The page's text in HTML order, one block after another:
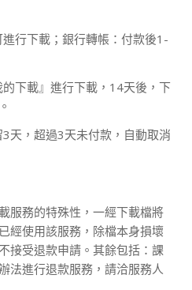
行下載；銀行轉帳：付款後1-
下載』進行下載，14天後，下
天，超過3天未付款，自動取消
服務的特殊性，一經下載檔將
經使用該服務，除檔本身損壞
接受退款申請。其餘包括：課
法進行退款服務，請洽服務人